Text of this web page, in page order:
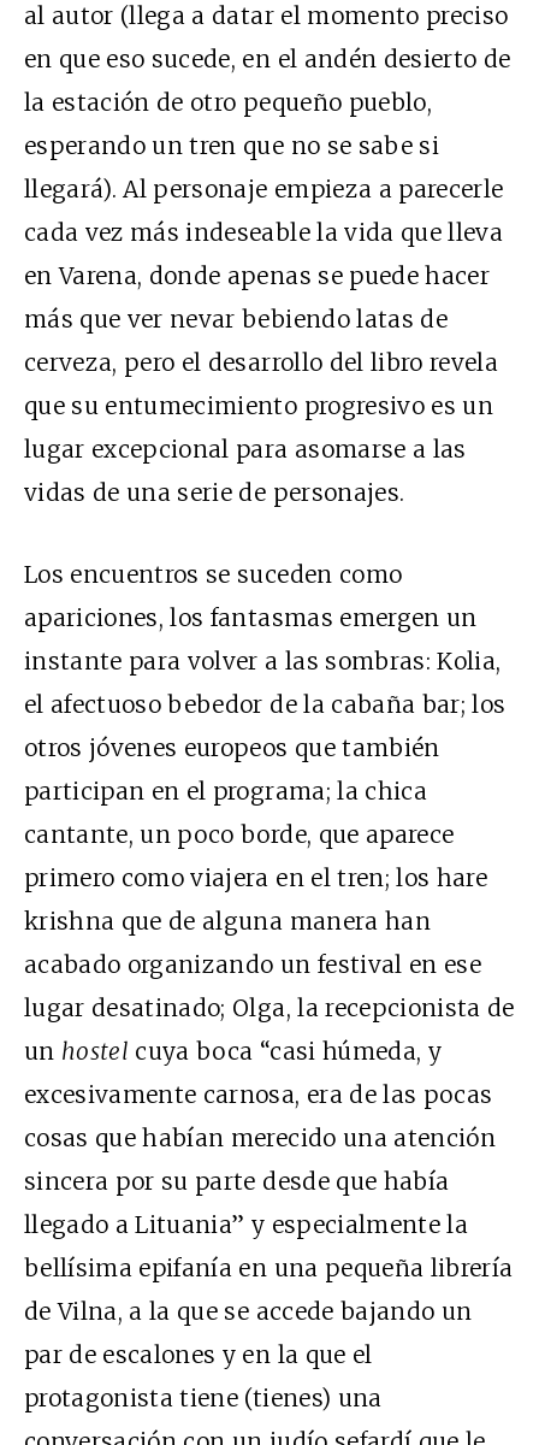
al autor (llega a datar el momento preciso
en que eso sucede, en el andén desierto de
la estación de otro pequeño pueblo,
esperando un tren que no se sabe si
llegará). Al personaje empieza a parecerle
cada vez más indeseable la vida que lleva
en Varena, donde apenas se puede hacer
más que ver nevar bebiendo latas de
cerveza, pero el desarrollo del libro revela
que su entumecimiento progresivo es un
lugar excepcional para asomarse a las
vidas de una serie de personajes.
Los encuentros se suceden como
apariciones, los fantasmas emergen un
instante para volver a las sombras: Kolia,
el afectuoso bebedor de la cabaña bar; los
otros jóvenes europeos que también
participan en el programa; la chica
cantante, un poco borde, que aparece
primero como viajera en el tren; los hare
krishna que de alguna manera han
acabado organizando un festival en ese
lugar desatinado; Olga, la recepcionista de
un hostel cuya boca “casi húmeda, y
excesivamente carnosa, era de las pocas
cosas que habían merecido una atención
sincera por su parte desde que había
llegado a Lituania” y especialmente la
bellísima epifanía en una pequeña librería
de Vilna, a la que se accede bajando un
par de escalones y en la que el
protagonista tiene (tienes) una